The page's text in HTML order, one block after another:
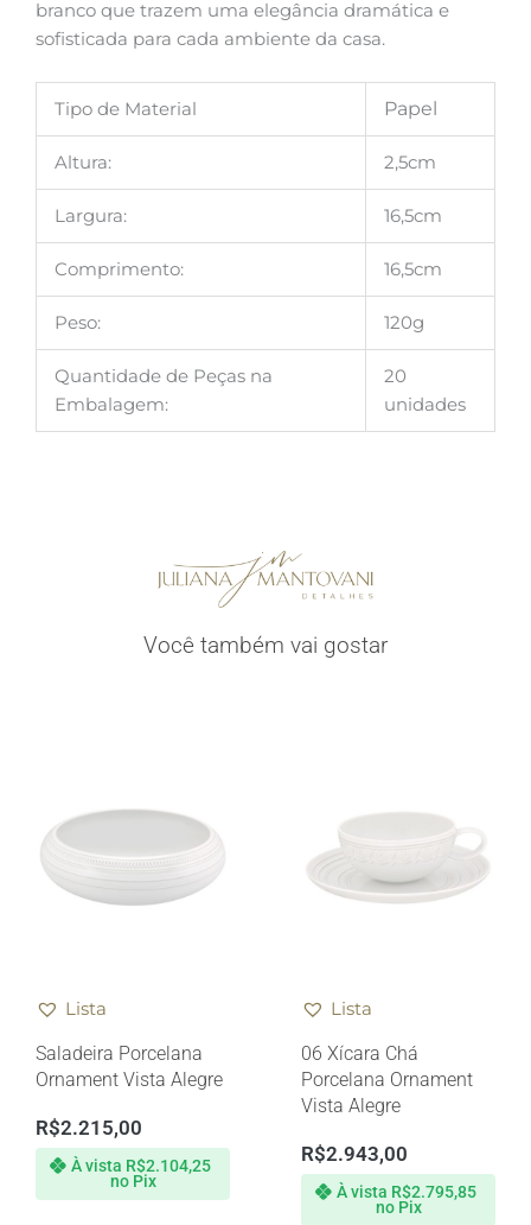
branco que trazem uma elegância dramática e
sofisticada para cada ambiente da casa.
Tipo de Material Papel
Altura: 2,5cm
Largura: 16,5cm
Comprimento: 16,5cm
Peso: 120g
Quantidade de Peças na
Embalagem:
20
unidades
Você também vai gostar
Lista
Saladeira Porcelana
Ornament Vista Alegre
R$2.215,00
À vista R$2.104,25
no Pix
Lista
06 Xícara Chá
Porcelana Ornament
Vista Alegre
R$2.943,00
À vista R$2.795,85
no Pix